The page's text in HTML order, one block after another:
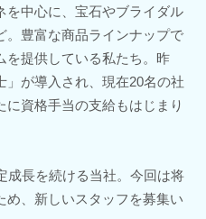
を中心に、宝石やブライダル
。豊富な商品ラインナップで
を提供している私たち。昨
が導入され、現在20名の社
に資格手当の支給もはじまり
成長を続ける当社。今回は将
め、新しいスタッフを募集い